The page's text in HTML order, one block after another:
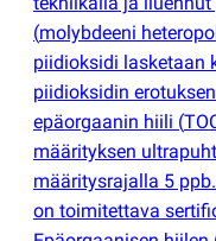
(molybdeeni
piidioksidi lasketaan
piidioksidin
epäorgaanin hiili (
määrityksen
määritysrajalla 5
on toimitettava